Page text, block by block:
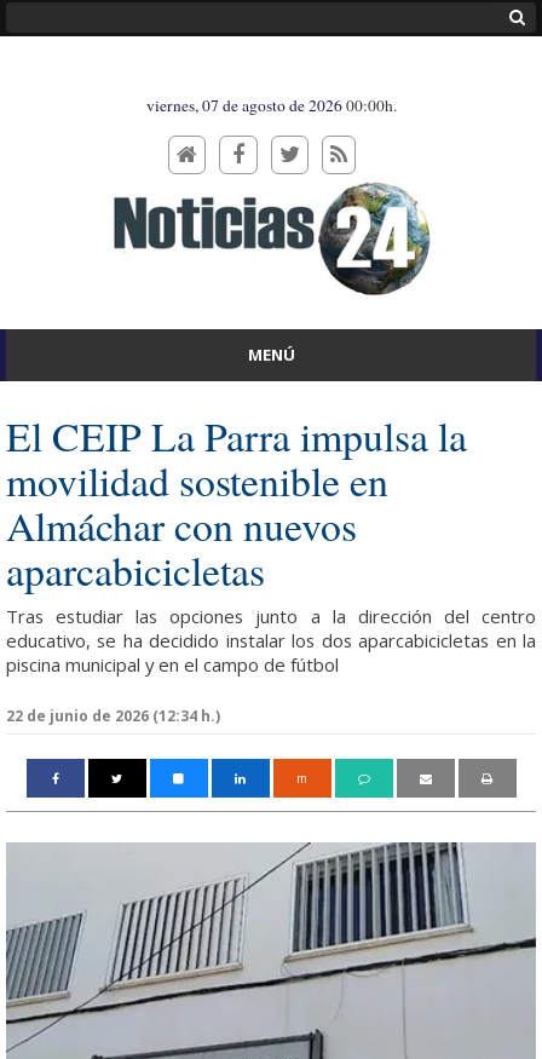
viernes, 07 de agosto de 202600:00h.
MENÚ
El CEIP La Parra impulsa la
movilidad sostenible en
Almáchar con nuevos
aparcabicicletas
Tras estudiar las opciones junto a la dirección del centro
educativo, se ha decidido instalar los dos aparcabicicletas en la
piscina municipal y en el campo de fútbol
22 de junio de 2026 (12:34 h.)
m